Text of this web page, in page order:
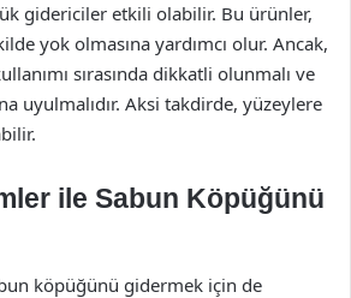
gidericiler etkili olabilir. Bu ürünler,
yok olmasına yardımcı olur. Ancak,
sırasında dikkatli olunmalı ve
uyulmalıdır. Aksi takdirde, yüzeylere
ile Sabun Köpüğünü
köpüğünü gidermek için de